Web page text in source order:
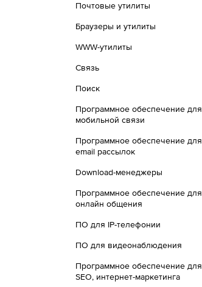
Почтовые утилиты
Браузеры и утилиты
WWW-утилиты
Связь
Поиск
Программное обеспечение для
мобильной связи
Программное обеспечение для
email рассылок
Download-менеджеры
Программное обеспечение для
онлайн общения
ПО для IP-телефонии
ПО для видеонаблюдения
Программное обеспечение для
SEO, интернет-маркетинга